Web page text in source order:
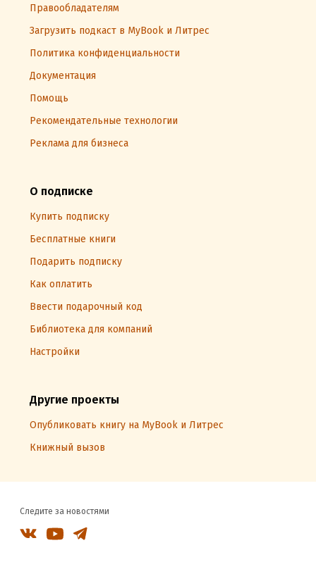
Правообладателям
Загрузить подкаст в MyBook и Литрес
Политика конфиденциальности
Документация
Помощь
Рекомендательные технологии
Реклама для бизнеса
О подписке
Купить подписку
Бесплатные книги
Подарить подписку
Как оплатить
Ввести подарочный код
Библиотека для компаний
Настройки
Другие проекты
Опубликовать книгу на MyBook и Литрес
Книжный вызов
Следите за новостями